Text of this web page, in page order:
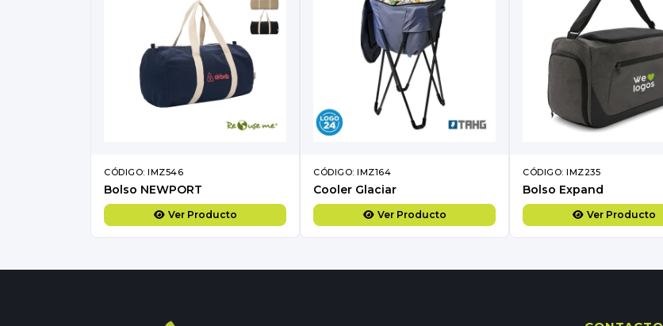
CÓDIGO: IMZ546
Bolso NEWPORT
Ver Producto
CÓDIGO: IMZ164
Cooler Glaciar
Ver Producto
CÓDIGO: IMZ235
Bolso Expand
Ver Producto